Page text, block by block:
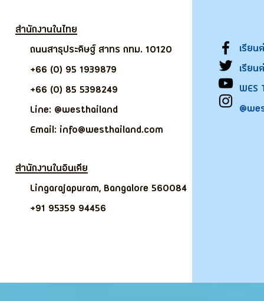
สำนักงานในไทย
ถนนสาธุประดิษฐ์ สาทร กทม. 10120
+66 (0) 95 1939879
+66 (0) 85 5398249
Line: @westhailand
Email: info@westhailand.com
สำนักงานในอินเดีย
Lingarajapuram, Bangalore 560084
+91 95359 94456
เรียน
เรียน
WES